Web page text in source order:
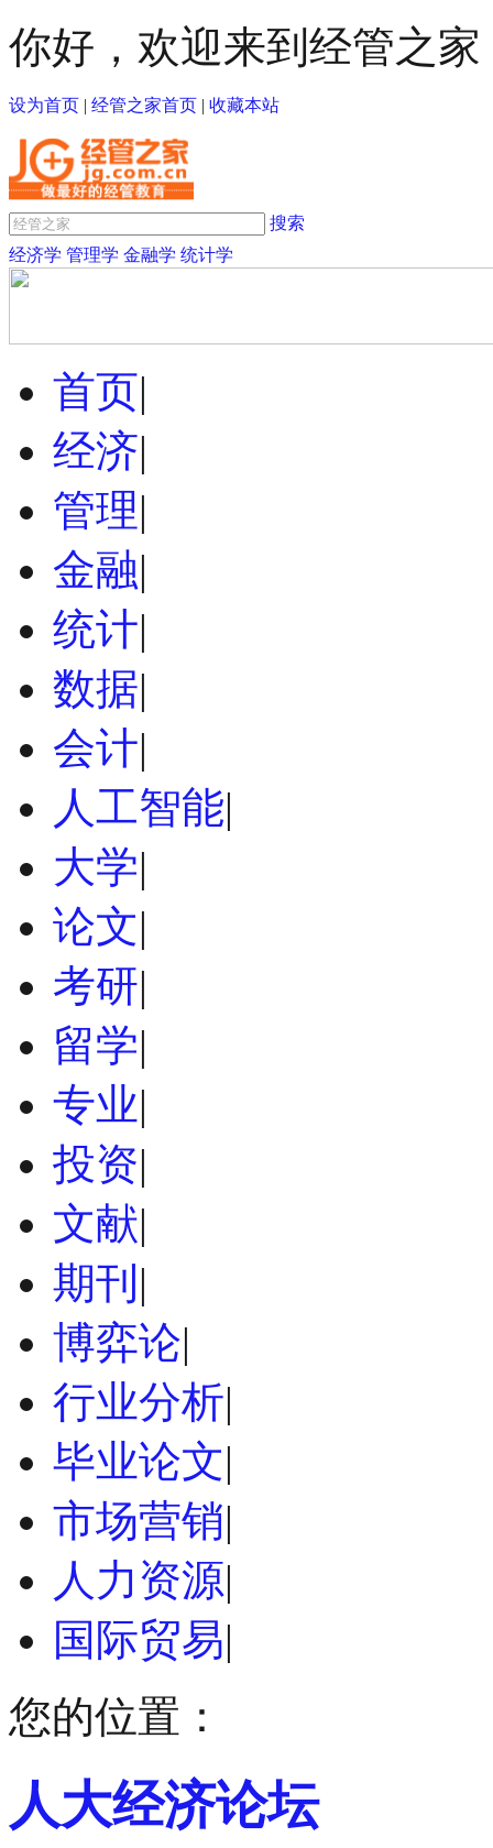
你好，欢迎来到经管之家
设为首页 | 经管之家首页 | 收藏本站
搜索
经济学 管理学 金融学 统计学
首页|
经济|
管理|
金融|
统计|
数据|
会计|
人工智能|
大学|
论文|
考研|
留学|
专业|
投资|
文献|
期刊 |
博弈论|
行业分析|
毕业论文|
市场营销|
人力资源|
国际贸易|
您的位置：
人大经济论坛